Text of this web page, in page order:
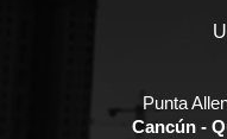
Punta
Cancún -